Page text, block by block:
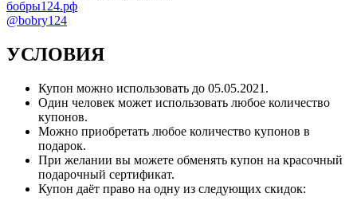
бобры124.рф
@bobry124
УСЛОВИЯ
Купон можно использовать до 05.05.2021 .
Один человек может использовать любое количество
купонов.
Можно приобретать любое количество купонов в
подарок.
При желании вы можете обменять купон на красочный
подарочный сертификат.
Купон даёт право на одну из следующих скидок: